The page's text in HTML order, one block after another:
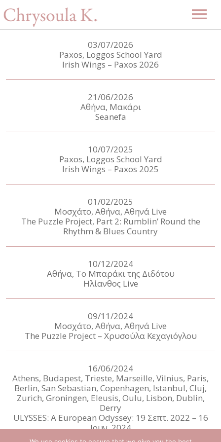
Αρχική
Βιογραφία
Μουσική
Projects
Δισκογραφία
Videos
Εκδηλώσεις
Επερχόμενες εκδηλώσεις
Επικοινωνία
03/07/2026
Paxos, Loggos School Yard
Irish Wings – Paxos 2026
21/06/2026
Αθήνα, Μακάρι
Seanefa
10/07/2025
Paxos, Loggos School Yard
Irish Wings – Paxos 2025
01/02/2025
Μοσχάτο, Αθήνα, Αθηνά Live
The Puzzle Project, Part 2: Rumblin’ Round the
Rhythm & Blues Country
10/12/2024
Αθήνα, Το Μπαράκι της Διδότου
Ηλίανθος Live
09/11/2024
Μοσχάτο, Αθήνα, Αθηνά Live
The Puzzle Project – Χρυσούλα Κεχαγιόγλου
16/06/2024
Athens, Budapest, Trieste, Marseille, Vilnius, Paris,
Berlin, San Sebastian, Copenhagen, Istanbul, Cluj,
Zurich, Groningen, Eleusis, Oulu, Lisbon, Dublin,
Derry
ULYSSES: A European Odyssey: 19 Σεπτ. 2022 – 16
Ιουν. 2024